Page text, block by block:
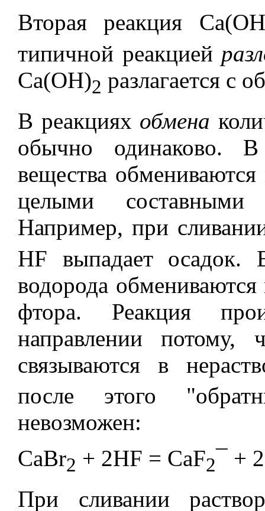
Вторая реакция
типичной реакцией
Ca(OH)2 разлагается с
В реакциях обмена
обычно одинаково.
вещества
целыми
Например, при
HF выпадает осадок.
водорода
фтора. Реакция
направлении
связываются в
после этого
невозможен:
CaBr2 + 2HF = CaF2¯ +
При сливании